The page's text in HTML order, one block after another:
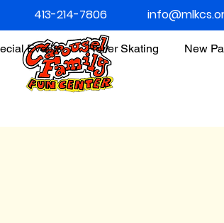
Events Roller Skating New
413-214-7806